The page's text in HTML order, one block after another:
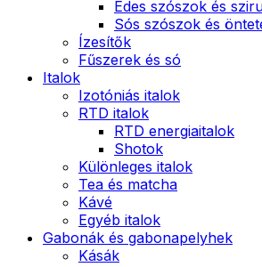
Édes szószok és
Sós szószok és
Ízesítők
Fűszerek és só
Italok
Izotóniás italok
RTD italok
RTD energiaitalok
Shotok
Különleges italok
Tea és matcha
Kávé
Egyéb italok
Gabonák és gabonapelyhek
Kásák